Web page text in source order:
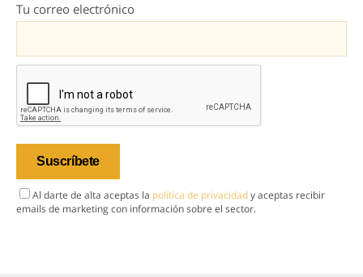
Tu correo electrónico
Al darte de alta aceptas la política de privacidady aceptas recibir
emails de marketing con información sobre el sector.